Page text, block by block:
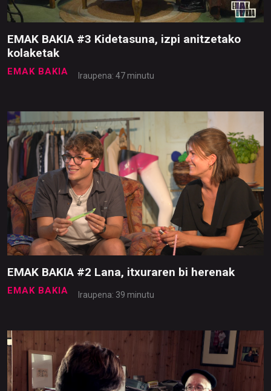
EMAK BAKIA #3 Kidetasuna, izpi anitzetako
kolaketak
EMAK BAKIA Iraupena: 47 minutu
EMAK BAKIA #2 Lana, itxuraren bi herenak
EMAK BAKIA Iraupena: 39 minutu